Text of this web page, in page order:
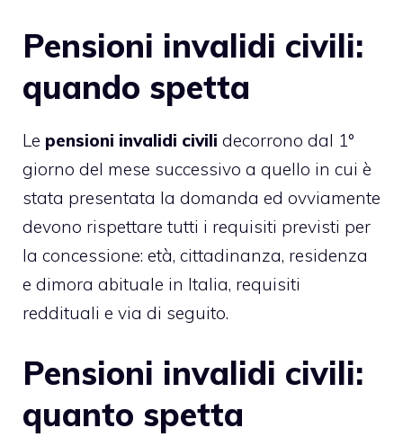
Pensioni invalidi civili:
quando spetta
Le pensioni invalidi civili decorrono dal 1°
giorno del mese successivo a quello in cui è
stata presentata la domanda ed ovviamente
devono rispettare tutti i requisiti previsti per
la concessione: età, cittadinanza, residenza
e dimora abituale in Italia, requisiti
reddituali e via di seguito.
Pensioni invalidi civili:
quanto spetta